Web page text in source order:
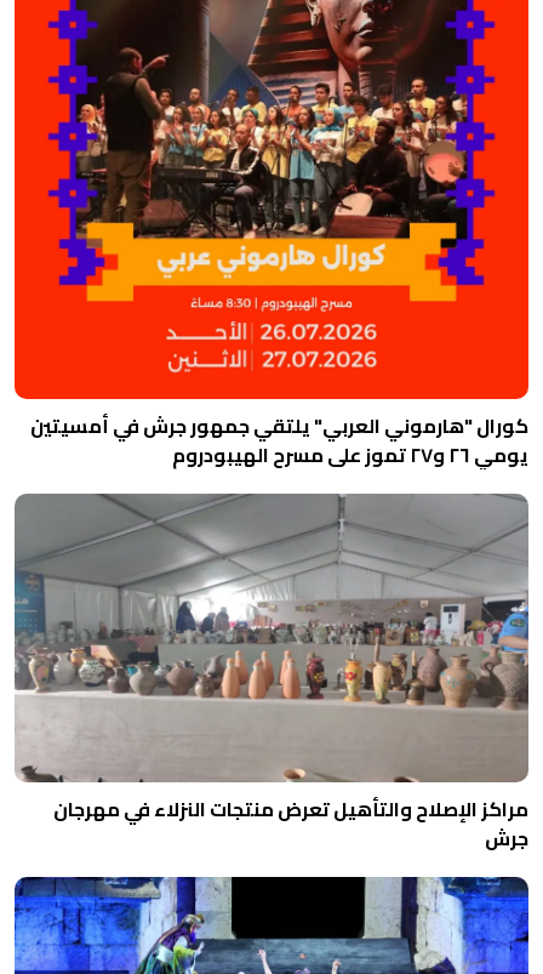
كورال "هارموني العربي" يلتقي جمهور جرش في أمسيتين
يومي ٢٦ و٢٧ تموز على مسرح الهيبودروم
مراكز الإصلاح والتأهيل تعرض منتجات النزلاء في مهرجان
جرش